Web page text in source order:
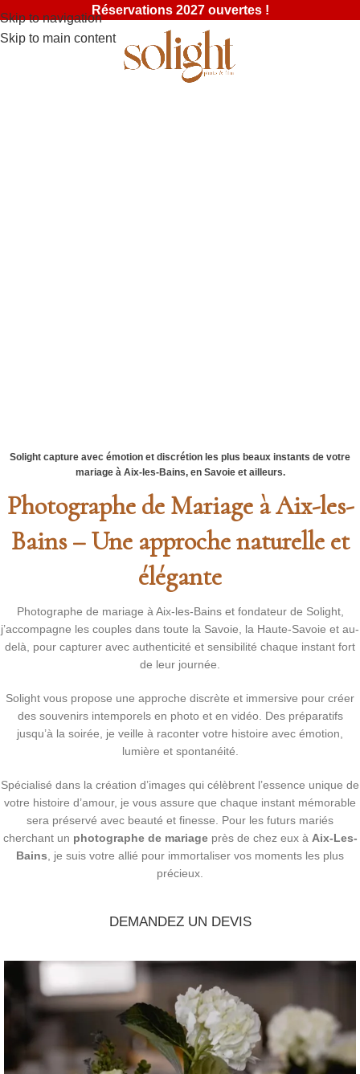
Skip to navigation
Skip to main content
Réservations 2027 ouvertes !
Solight capture avec émotion et discrétion les plus beaux instants de votre
mariage à Aix-les-Bains, en Savoie et ailleurs.
Photographe de Mariage à Aix-les-
Bains – Une approche naturelle et
élégante
Photographe de mariage à Aix-les-Bains et fondateur de Solight,
j’accompagne les couples dans toute la Savoie, la Haute-Savoie et au-
delà, pour capturer avec authenticité et sensibilité chaque instant fort
de leur journée.
Solight vous propose une approche discrète et immersive pour créer
des souvenirs intemporels en photo et en vidéo. Des préparatifs
jusqu’à la soirée, je veille à raconter votre histoire avec émotion,
lumière et spontanéité.
Spécialisé dans la création d’images qui célèbrent l’essence unique de
votre histoire d’amour, je vous assure que chaque instant mémorable
sera préservé avec beauté et finesse. Pour les futurs mariés
cherchant un photographe de mariageprès de chez eux à Aix-Les-
Bains , je suis votre allié pour immortaliser vos moments les plus
précieux.
DEMANDEZ UN DEVIS